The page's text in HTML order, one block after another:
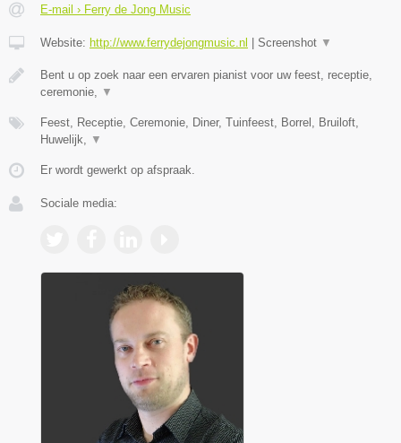
E-mail › Ferry de Jong Music
Website: http://www.ferrydejongmusic.nl | Screenshot ▼
Bent u op zoek naar een ervaren pianist voor uw feest, receptie,
ceremonie,
▼
Feest, Receptie, Ceremonie, Diner, Tuinfeest, Borrel, Bruiloft,
Huwelijk,
▼
Er wordt gewerkt op afspraak.
Sociale media: